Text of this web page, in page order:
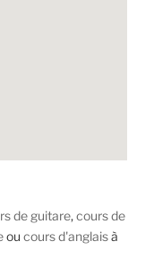
de guitare,cours de
ou cours d'anglaisà